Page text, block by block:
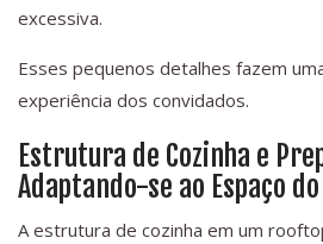
excessiva.
Esses pequenos detalhes fazem
experiência dos convidados.
Estrutura de Cozinha e
Adaptando-se ao Espaço
A estrutura de cozinha em um